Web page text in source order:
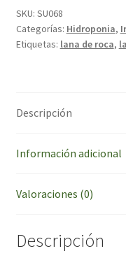
SKU: SU068
Categorías: Hidroponia,
Etiquetas: lana de roca,
Descripción
Información adicional
Valoraciones (0)
Descripción